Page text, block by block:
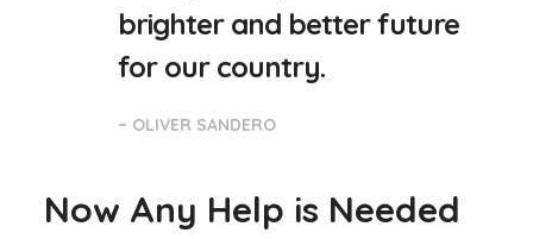
brighter and better future
for our country.
– OLIVER SANDERO
Now Any Help is Needed